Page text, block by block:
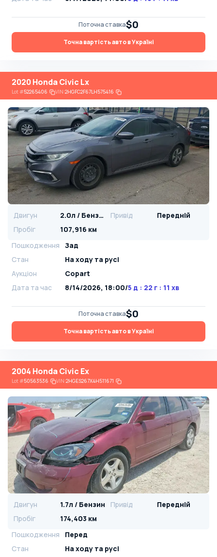
Поточна ставка$0
Точна вартість авто в Україні
2020 Honda Civic Lx
Lot#52265406 VIN:2HGFC2F67LH575416
Двигун 2.0л / Бензин Привід
Передній
Пробіг
107,916 км
Пошкодження
Зад
Стан
На ​​ходу та русі
Аукціон
Copart
Дата та час
8/14/2026, 18:00/5 д : 22 г : 11 хв
Поточна ставка$0
Точна вартість авто в Україні
2004 Honda Civic Ex
Lot#50563536 VIN:2HGES267X4H511671
Двигун 1.7л / Бензин Привід
Передній
Пробіг
174,403 км
Пошкодження
Перед
Стан
На ​​ходу та русі